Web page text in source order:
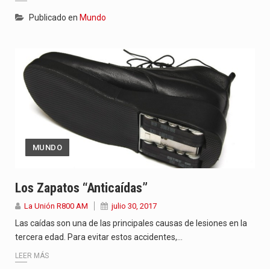
Publicado en Mundo
MUNDO
Los Zapatos “anticaídas”
La Unión R800 AM julio 30, 2017
Las caídas son una de las principales causas de lesiones en la
tercera edad. Para evitar estos accidentes,…
LEER MÁS